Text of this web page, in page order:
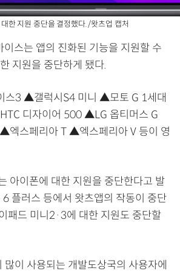
한 지원 중단을 결정했다. /왓츠업 캡처
스는 앱의 진화된 기능을 지원할 수
지원을 중단하게 됐다.
3 ▲갤럭시S4 미니 ▲모토 G 1세대
디자이어 500 ▲LG 옵티머스 G
스페리아 T ▲엑스페리아 V 등이 영
아이폰에 대한 지원을 중단한다고 발
플러스 등에서 왓츠앱의 작동이 중단
패드 미니2·3에 대한 지원도 중단할
이 사용되는 개발도상국의 사용자에